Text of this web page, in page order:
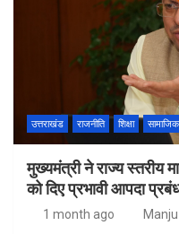
k
A
p
p
उत्तराखंड राजनीति शिक्षा सामाजिक
मुख्यमंत्री ने राज्य स्तरीय
को दिए प्रभावी आपदा
1 month ago